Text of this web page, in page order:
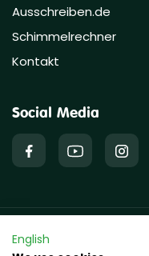
Ausschreiben.de
Schimmelrechner
Kontakt
Social Media
English